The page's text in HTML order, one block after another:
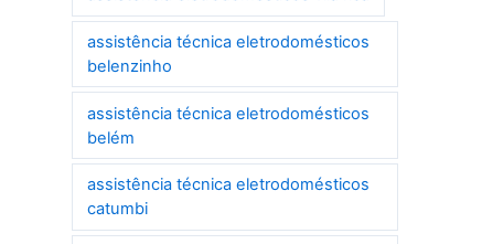
assistência técnica eletrodomésticos
belenzinho
assistência técnica eletrodomésticos
belém
assistência técnica eletrodomésticos
catumbi